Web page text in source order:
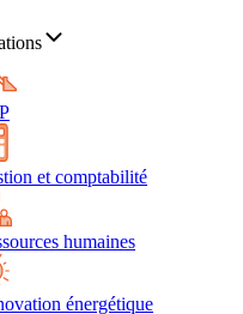
et comptabilité
humaines
énergétique